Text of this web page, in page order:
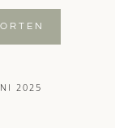
2025